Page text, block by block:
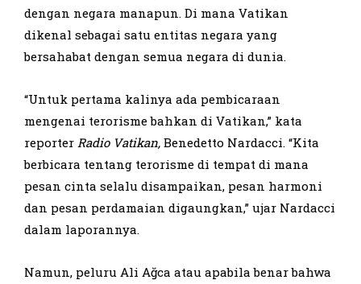
dengan negara manapun. Di mana Vatikan
dikenal sebagai satu entitas negara yang
bersahabat dengan semua negara di dunia.
“Untuk pertama kalinya ada pembicaraan
mengenai terorisme bahkan di Vatikan,” kata
reporter Radio Vatikan, Benedetto Nardacci. “Kita
berbicara tentang terorisme di tempat di mana
pesan cinta selalu disampaikan, pesan harmoni
dan pesan perdamaian digaungkan,” ujar Nardacci
dalam laporannya.
Namun, peluru Ali Ağca atau apabila benar bahwa